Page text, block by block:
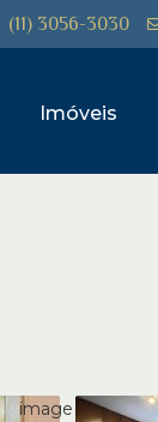
(11) 3056-3030
Imóveis